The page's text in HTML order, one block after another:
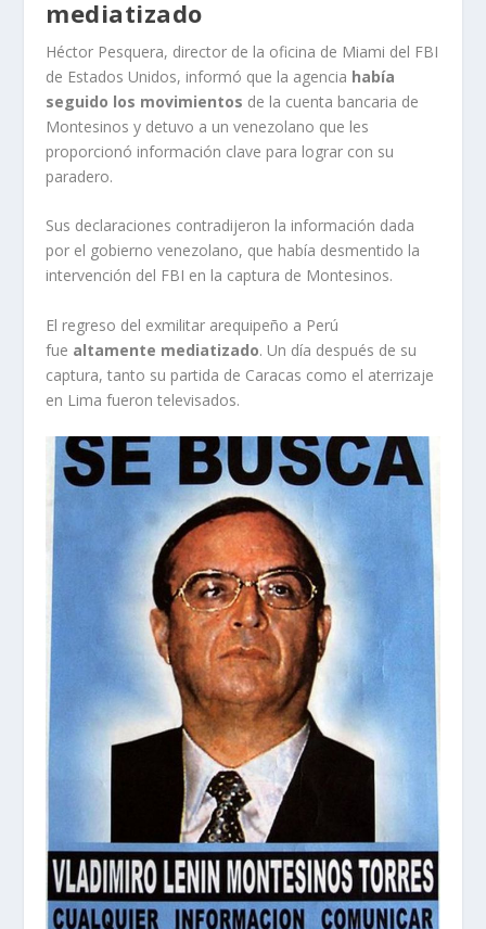
mediatizado
Héctor Pesquera, director de la oficina de Miami del FBI
de Estados Unidos, informó que la agencia había
seguido los movimientos de la cuenta bancaria de
Montesinos y detuvo a un venezolano que les
proporcionó información clave para lograr con su
paradero.
Sus declaraciones contradijeron la información dada
por el gobierno venezolano, que había desmentido la
intervención del FBI en la captura de Montesinos.
El regreso del exmilitar arequipeño a Perú
fue altamente mediatizado. Un día después de su
captura, tanto su partida de Caracas como el aterrizaje
en Lima fueron televisados.